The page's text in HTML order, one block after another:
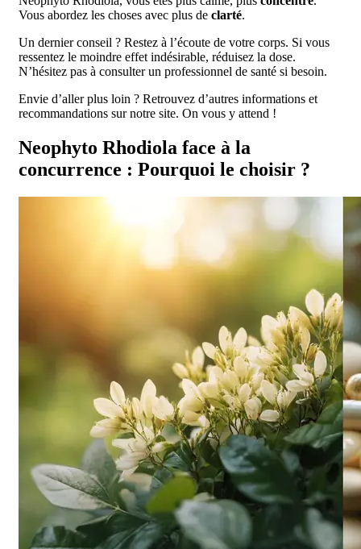
Vous abordez les choses avec plus de clarté.
Un dernier conseil ? Restez à l’écoute de votre corps. Si vous
ressentez le moindre effet indésirable, réduisez la dose.
N’hésitez pas à consulter un professionnel de santé si besoin.
Envie d’aller plus loin ? Retrouvez d’autres informations et
recommandations sur notre site. On vous y attend !
Neophyto Rhodiola face à la
concurrence : Pourquoi le choisir ?